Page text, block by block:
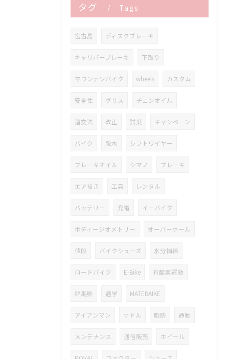
タグ Tags
宮古島 ディスクブレーキ
キャリパーブレーキ 下取り
マウンテンバイク wheels カスタム
安全性 グリス チェンオイル
道交法 改正 試乗 キャンペーン
バイク 脱水 シフトワイヤー
ブレーキオイル シマノ ブレーキ
エア抜き 工具 レンタル
バッテリー 充電 イーバイク
ボディージオメトリー オーバーホール
値段 バイクシューズ 水分補給
ロードバイク E-Bike 有酸素運動
群馬県 通学 MATEBAIKE
アイアンマン サドル 脂肪 通勤
メンテナンス 通信販売 ホイール